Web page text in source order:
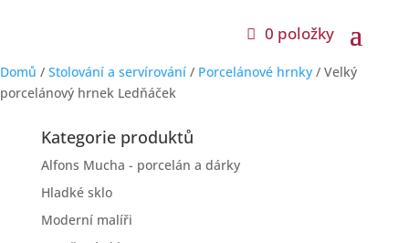
0 položky
Domů / Stolování a servírování / Porcelánové hrnky / Velký
porcelánový hrnek Ledňáček
Kategorie produktů
Alfons Mucha - porcelán a dárky
Hladké sklo
Moderní malíři